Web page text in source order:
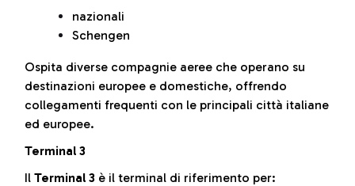
nazionali
Schengen
Ospita diverse compagnie aeree che operano su
destinazioni europee e domestiche, offrendo
collegamenti frequenti con le principali città italiane
ed europee.
Terminal 3
Il Terminal 3 è il terminal di riferimento per: